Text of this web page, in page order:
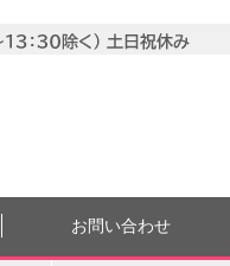
お問い合わせ